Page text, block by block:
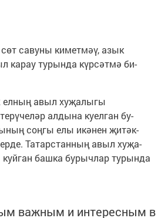
савуны киметмәү, азык
ка­рау турында күрсәтмә би­
авыл хуҗалыгы
алдына куелган бу­
соңгы елы икәнен җитәк­
Татарстанның авыл хуҗа­
башка бурычлар турында
важным и интересным в